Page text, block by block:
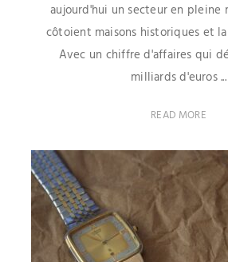
aujourd'hui un secteur en pleine
côtoient maisons historiques et
Avec un chiffre d'affaires qui
milliards d'euros ...
READ MORE